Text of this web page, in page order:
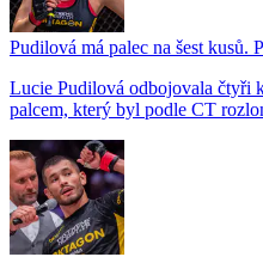
Pudilová má palec na šest kusů.
Lucie Pudilová odbojovala čtyři
palcem, který byl podle CT